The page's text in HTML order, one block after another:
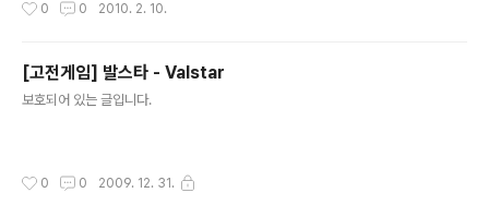
0 0 2010. 2. 10.
[고전게임] 발스타 - Valstar
보호되어 있는 글입니다.
0 0 2009. 12. 31.